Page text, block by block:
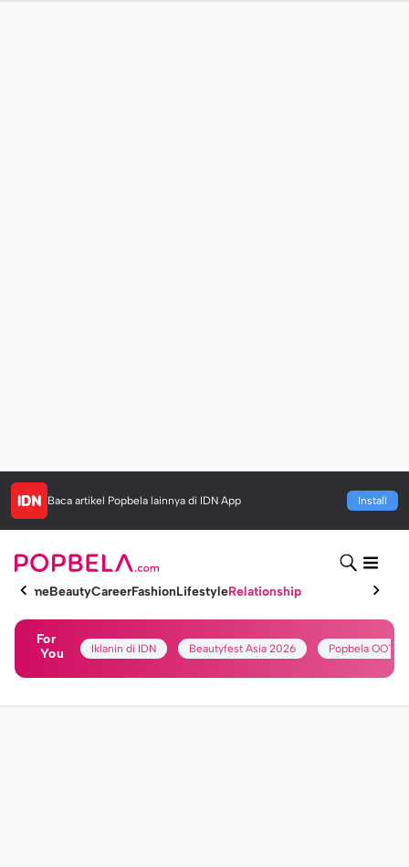
Baca artikel Popbela lainnya di IDN App Install
HomeBeautyCareerFashionLifestyleRelationship
For
You
Iklanin di IDN Beautyfest Asia 2026 Popbela OOTD